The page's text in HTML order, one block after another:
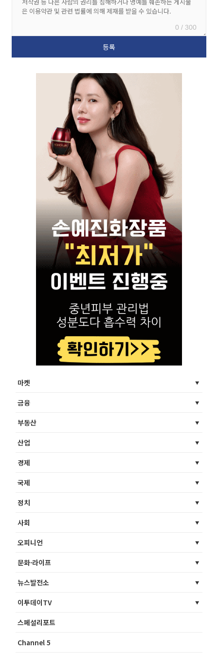
0 / 300
마켓
금융
부동산
산업
경제
국제
정치
사회
오피니언
문화·라이프
뉴스발전소
이투데이TV
스페셜리포트
Channel 5